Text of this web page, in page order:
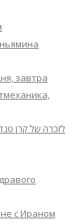
завтра
לזכרה של קרן
с Ираном